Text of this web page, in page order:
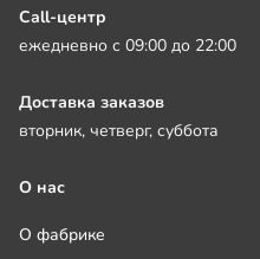
Call-центр
ежедневно с 09:00 до 22:00
Доставка заказов
вторник, четверг, суббота
О нас
О фабрике